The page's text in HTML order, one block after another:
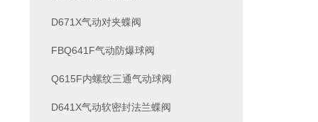
D671X气动对夹蝶阀
FBQ641F气动防爆球阀
Q615F内螺纹三通气动球阀
D641X气动软密封法兰蝶阀